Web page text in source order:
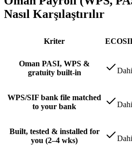
Nasıl Karşılaştırılır
Kriter
Oman PASI, WPS &
gratuity built-in
WPS/SIF bank file matched
to your bank
Built, tested & installed for
you (2–4 wks)